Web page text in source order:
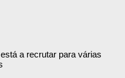
a recrutar para várias